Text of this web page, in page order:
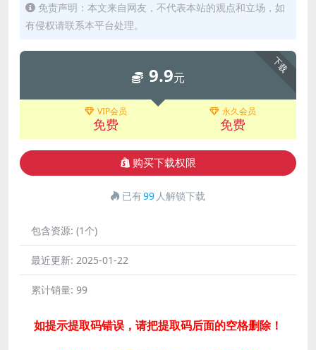
免责声明：本文来自网友，不代表本站的观点和立场，如
有侵权请联系本平台处理。
下载
9.9元
VIP会员
免费
永久会员
免费
购买下载权限
已有99 人解锁下载
包含资源: (1个)
最近更新: 2025-01-22
累计销量: 99
如提示提取码错误，请把提取码后面的空格删除！